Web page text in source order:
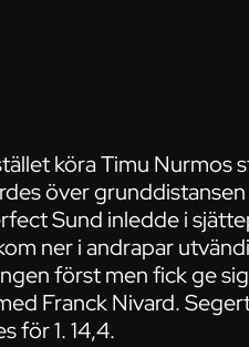
köra Timu Nurmos
över
Sund inledde i
ner i andrapar
först men fick ge
Franck Nivard.
för 1. 14,4.